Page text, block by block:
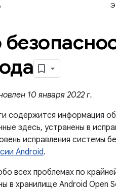
10 января 2022 г.
содержится информация
здесь, устранены в
исправления системы
Android.
всех проблемах по
в хранилище Android Open